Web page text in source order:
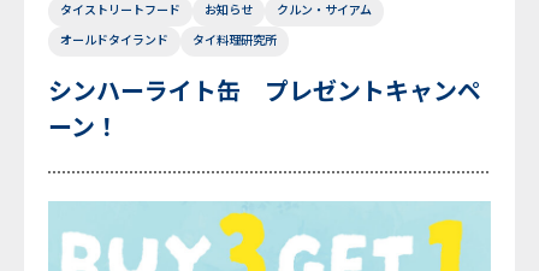
English Japanese Thai
タイストリートフード お知らせ
クルン・サイアム
オールドタイランド
タイ料理研究所
シンハーライト缶 プレゼントキャンペ
ーン！